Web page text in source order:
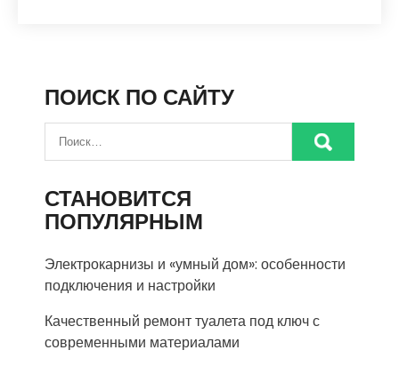
ПОИСК ПО САЙТУ
СТАНОВИТСЯ
ПОПУЛЯРНЫМ
Электрокарнизы и «умный дом»: особенности
подключения и настройки
Качественный ремонт туалета под ключ с
современными материалами